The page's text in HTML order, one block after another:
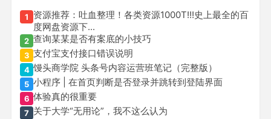
1
资源推荐：吐血整理！各类资源1000T!!!史上最全的百
度网盘资源下...
2 查询某某是否有案底的小技巧
3 支付宝支付接口错误说明
4 馒头商学院 头条号内容运营班笔记（完整版）
5 小程序 | 在首页判断是否登录并跳转到登陆界面
6 体验真的很重要
7 关于大学“无用论”，我不这么认为